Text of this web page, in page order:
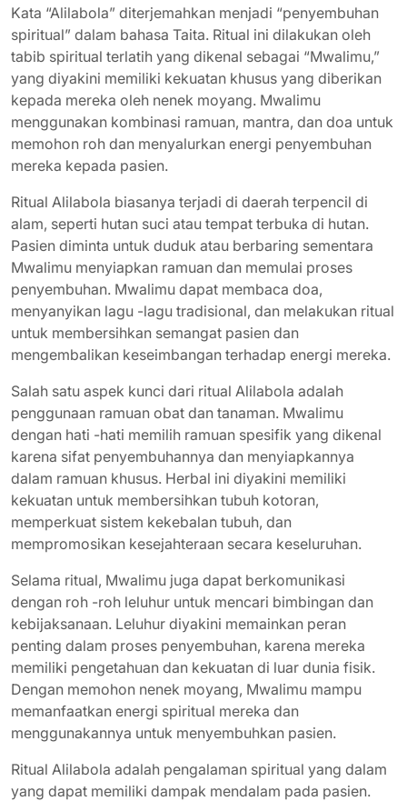
Kata “Alilabola” diterjemahkan menjadi “penyembuhan
spiritual” dalam bahasa Taita. Ritual ini dilakukan oleh
tabib spiritual terlatih yang dikenal sebagai “Mwalimu,”
yang diyakini memiliki kekuatan khusus yang diberikan
kepada mereka oleh nenek moyang. Mwalimu
menggunakan kombinasi ramuan, mantra, dan doa untuk
memohon roh dan menyalurkan energi penyembuhan
mereka kepada pasien.
Ritual Alilabola biasanya terjadi di daerah terpencil di
alam, seperti hutan suci atau tempat terbuka di hutan.
Pasien diminta untuk duduk atau berbaring sementara
Mwalimu menyiapkan ramuan dan memulai proses
penyembuhan. Mwalimu dapat membaca doa,
menyanyikan lagu -lagu tradisional, dan melakukan ritual
untuk membersihkan semangat pasien dan
mengembalikan keseimbangan terhadap energi mereka.
Salah satu aspek kunci dari ritual Alilabola adalah
penggunaan ramuan obat dan tanaman. Mwalimu
dengan hati -hati memilih ramuan spesifik yang dikenal
karena sifat penyembuhannya dan menyiapkannya
dalam ramuan khusus. Herbal ini diyakini memiliki
kekuatan untuk membersihkan tubuh kotoran,
memperkuat sistem kekebalan tubuh, dan
mempromosikan kesejahteraan secara keseluruhan.
Selama ritual, Mwalimu juga dapat berkomunikasi
dengan roh -roh leluhur untuk mencari bimbingan dan
kebijaksanaan. Leluhur diyakini memainkan peran
penting dalam proses penyembuhan, karena mereka
memiliki pengetahuan dan kekuatan di luar dunia fisik.
Dengan memohon nenek moyang, Mwalimu mampu
memanfaatkan energi spiritual mereka dan
menggunakannya untuk menyembuhkan pasien.
Ritual Alilabola adalah pengalaman spiritual yang dalam
yang dapat memiliki dampak mendalam pada pasien.